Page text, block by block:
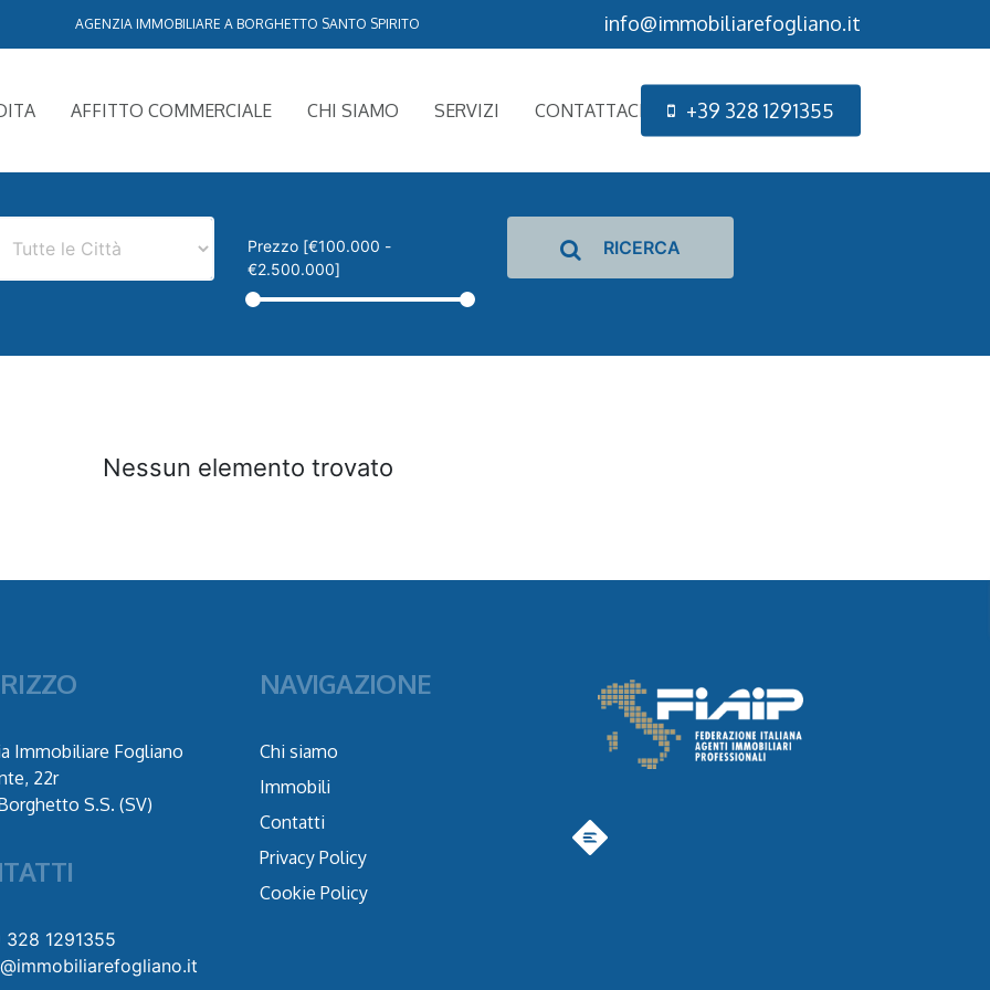
AGENZIA IMMOBILIARE A BORGHETTO SANTO SPIRITO info@immobiliarefogliano.it
AFFITTO COMMERCIALE CHI SIAMO SERVIZI CONTATTACI +39 328 1291355
Prezzo [€100.000 -
€2.500.000]
RICERCA
Nessun elemento trovato
Immobiliare Fogliano
22r
S.S. (SV)
328 1291355
NAVIGAZIONE
Chi siamo
Immobili
Contatti
Privacy Policy
Cookie Policy